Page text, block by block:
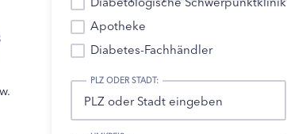
Apotheke
Diabetes-Fachhändler
PLZ ODER STADT: